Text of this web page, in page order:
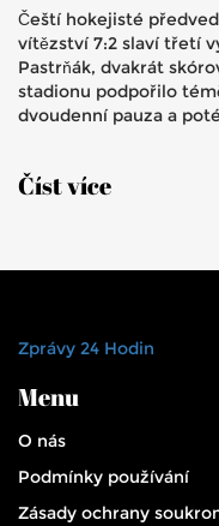
Čeští hokejisté
vítězství 7:2 slaví třetí
Pastrňák, dvakrát
stadionu podpořilo
dvoudenní pauza a
Číst více
Zprávy 24 Hodin
Menu
O nás
Podmínky používání
Zásady ochrany